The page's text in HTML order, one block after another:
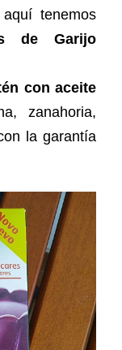
tenemos
de Garijo
con aceite
zanahoria,
la garantía